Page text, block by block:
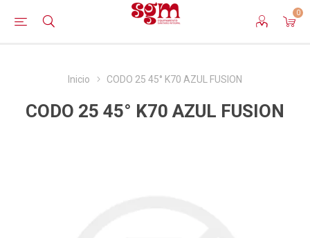
0
Inicio CODO 25 45° K70 AZUL FUSION
CODO 25 45° K70 AZUL FUSION